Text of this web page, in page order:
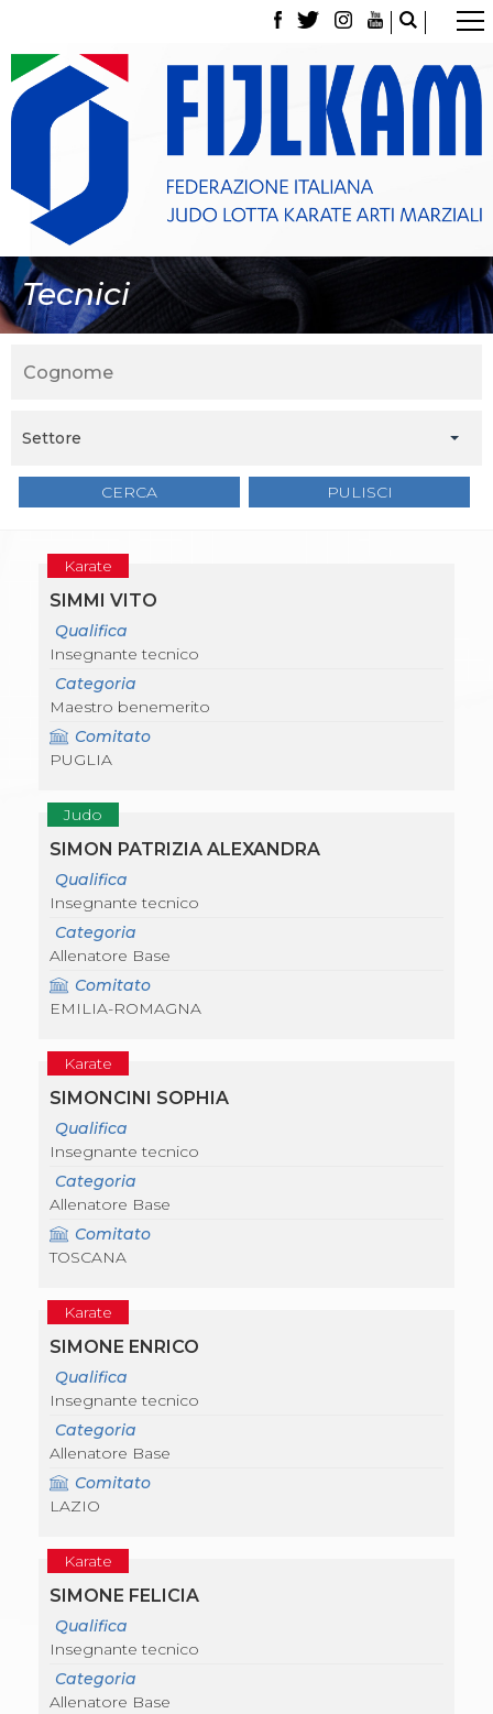
Tecnici
La Federazione
Tesseramento
Contatti
Norme e modulistica Affiliazioni e Tesseramenti
Classifica Società Sportive con più di 100 atleti
tesserati
Giustizia Sportiva
Gare e Risultati
Archivio eventi
Dove siamo
Media
Attività Didattica
Attività Didattica
La disciplina
Aikido
Pancrazio/Pankration
S'istrumpa
La disciplina
News
Mappa del sito
Corsi di Specializzazione
Corsi Preparatore Fisico
Edutraining class - Didattica infantile
Corso Direttore di Gara
Quesiti fiscali
Settore
CERCA PULISCI
Karate
SIMMI VITO
Qualifica
Insegnante tecnico
Categoria
Maestro benemerito
Comitato
PUGLIA
Judo
SIMON PATRIZIA ALEXANDRA
Qualifica
Insegnante tecnico
Categoria
Allenatore Base
Comitato
EMILIA-ROMAGNA
Karate
SIMONCINI SOPHIA
Qualifica
Insegnante tecnico
Categoria
Allenatore Base
Comitato
TOSCANA
Karate
SIMONE ENRICO
Qualifica
Insegnante tecnico
Categoria
Allenatore Base
Comitato
LAZIO
Karate
SIMONE FELICIA
Qualifica
Insegnante tecnico
Categoria
Allenatore Base